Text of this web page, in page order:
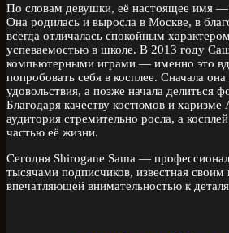
По словам девушки, её настоящее имя —
Она родилась и выросла в Москве, в
всегда отличалась спокойным
успеваемостью в школе. В 2013 году
компьютерными играми — именно это
попробовать себя в косплее. Сначала
удовольствия, а позже начала делиться
Благодаря качеству костюмов и харизме
аудитория стремительно росла, а
частью её жизни.
Сегодня Shirogane Sama —
тысячами подписчиков, известная
впечатляющей внимательностью к